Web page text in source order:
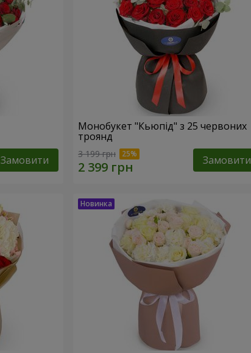
Замовити
Монобукет "Кьюпід" з 25 червоних
троянд
3 199 грн Замовити